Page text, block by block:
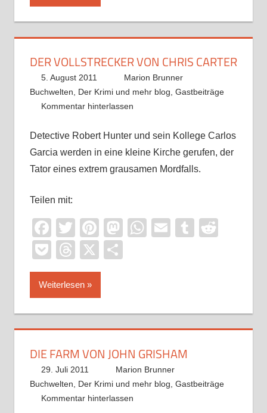
DER VOLLSTRECKER VON CHRIS CARTER
5. August 2011
Marion Brunner
Buchwelten, Der Krimi und mehr blog, Gastbeiträge
Kommentar hinterlassen
Detective Robert Hunter und sein Kollege Carlos
Garcia werden in eine kleine Kirche gerufen, der
Tator eines extrem grausamen Mordfalls.
Teilen mit:
Facebook
TwitterPinterest
Mastodon
WhatsApp
EmailTumblr
PocketThreads
X
Weiterlesen
DIE FARM VON JOHN GRISHAM
29. Juli 2011
Marion Brunner
Buchwelten
Der Krimi und mehr blog Gastbeiträge
Kommentar hinterlassen